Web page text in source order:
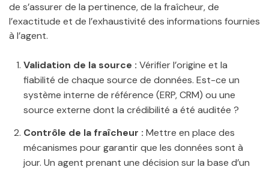
de s’assurer de la pertinence, de la fraîcheur, de
l’exactitude et de l’exhaustivité des informations fournies
à l’agent.
Validation de la source : Vérifier l’origine et la
fiabilité de chaque source de données. Est-ce un
système interne de référence (ERP, CRM) ou une
source externe dont la crédibilité a été auditée ?
Contrôle de la fraîcheur : Mettre en place des
mécanismes pour garantir que les données sont à
jour. Un agent prenant une décision sur la base d’un